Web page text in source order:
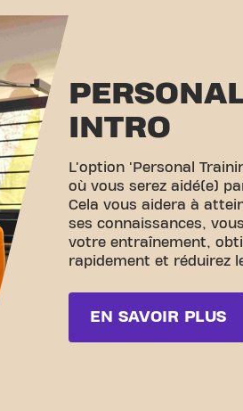
INTRO
L'option 'Personal
où vous serez aidé(e)
Cela vous aidera à
ses connaissances,
votre entraînement,
rapidement et réduirez
EN SAVOIR PLUS